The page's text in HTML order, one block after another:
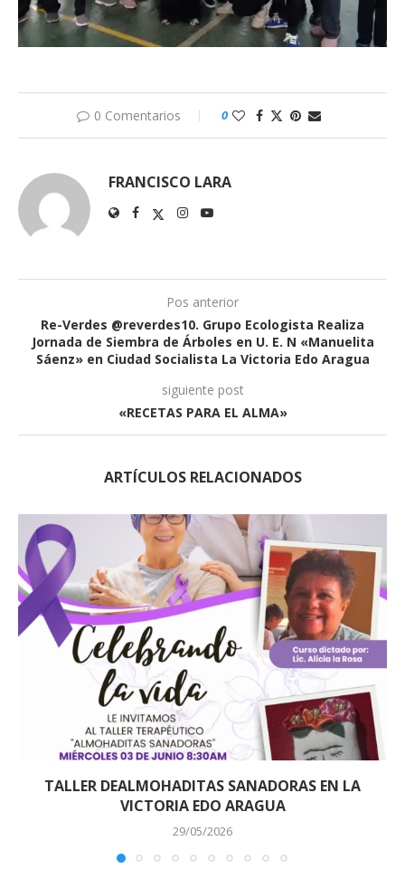
0 Comentarios 0
FRANCISCO LARA
Pos anterior
Re-Verdes @reverdes10. Grupo Ecologista Realiza
Jornada de Siembra de Árboles en U. E. N «Manuelita
Sáenz» en Ciudad Socialista La Victoria Edo Aragua
siguiente post
«RECETAS PARA EL ALMA»
ARTÍCULOS RELACIONADOS
TALLER DEALMOHADITAS SANADORAS EN LA
VICTORIA EDO ARAGUA
29/05/2026